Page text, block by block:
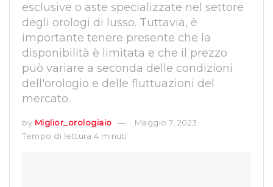
esclusive o aste specializzate nel settore
degli orologi di lusso. Tuttavia, è
importante tenere presente che la
disponibilità è limitata e che il prezzo
può variare a seconda delle condizioni
dell'orologio e delle fluttuazioni del
mercato.
by Miglior_orologiaio
Maggio 7, 2023
Tempo di lettura 4 minuti